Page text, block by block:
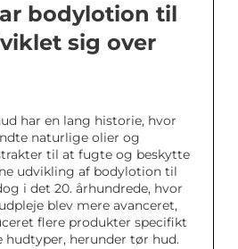
bodylotion til
sig over
har en lang historie, hvor
naturlige olier og
til at fugte og beskytte
udvikling af bodylotion til
i det 20. århundrede, hvor
blev mere avanceret,
flere produkter specifikt
hudtyper, herunder tør hud.